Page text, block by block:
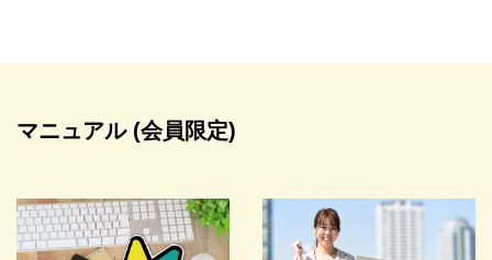
マニュアル (会員限定)